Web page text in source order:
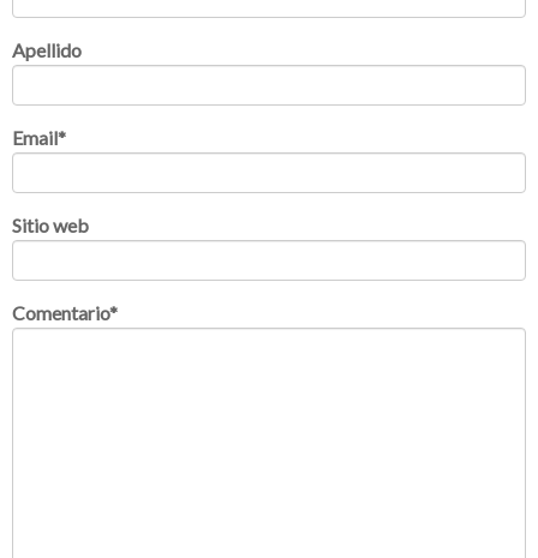
Apellido
Email*
Sitio web
Comentario*